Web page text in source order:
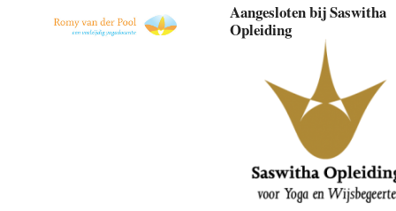
Aangesloten bij Saswitha
Opleiding